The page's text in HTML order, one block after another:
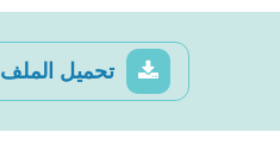
تحميل الملف